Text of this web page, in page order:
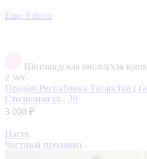
Еще 3 фото
Шотландская вислоухая
2 мес.
Продам Республика Татарстан
Столичная ул., 39
3 000 ₽
Настя
Частный продавец